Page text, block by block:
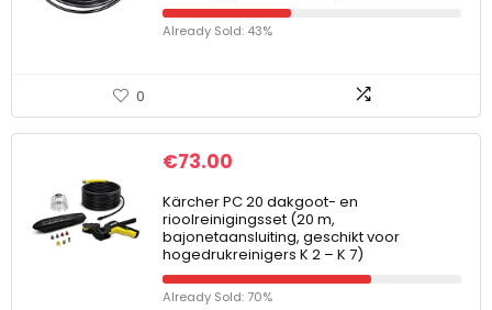
Already Sold: 43%
0
€73.00
Kärcher PC 20 dakgoot- en
rioolreinigingsset (20 m,
bajonetaansluiting, geschikt voor
hogedrukreinigers K 2 – K 7)
Already Sold: 70%